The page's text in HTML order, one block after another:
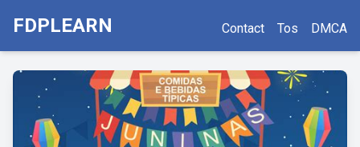
FDPLEARN Contact Tos DMCA